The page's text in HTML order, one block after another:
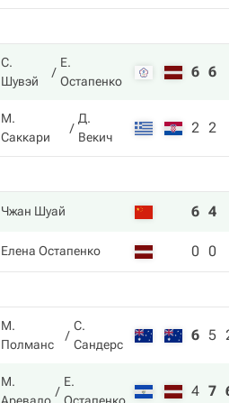
С.
Шувэй
Е.
Остапенко
6 6
М.
Саккари
Д.
Векич
2 2
Чжан Шуай 6 4
Елена Остапенко 0 0
М.
Полманс
С.
Сандерс
6 5 2
М.
Е.
4 7 6